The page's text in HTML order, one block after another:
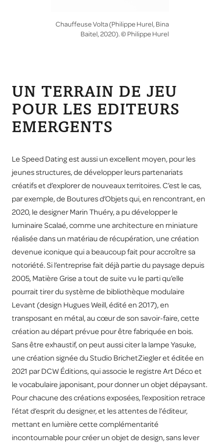
Chauffeuse Volta (Philippe Hurel, Bina
Baitel, 2020). © Philippe Hurel
UN TERRAIN DE JEU
POUR LES EDITEURS
EMERGENTS
Le Speed Dating est aussi un excellent moyen, pour les
jeunes structures, de développer leurs partenariats
créatifs et d’explorer de nouveaux territoires. C’est le cas,
par exemple, de Boutures d’Objets qui, en rencontrant, en
2020, le designer Marin Thuéry, a pu développer le
luminaire Scalaé, comme une architecture en miniature
réalisée dans un matériau de récupération, une création
devenue iconique qui a beaucoup fait pour accroître sa
notoriété. Si l’entreprise fait déjà partie du paysage depuis
2005, Matière Grise a tout de suite vu le parti qu’elle
pourrait tirer du système de bibliothèque modulaire
Levant (design Hugues Weill, édité en 2017), en
transposant en métal, au cœur de son savoir-faire, cette
création au départ prévue pour être fabriquée en bois.
Sans être exhaustif, on peut aussi citer la lampe Yasuke,
une création signée du Studio BrichetZiegler et éditée en
2021 par DCW Éditions, qui associe le registre Art Déco et
le vocabulaire japonisant, pour donner un objet dépaysant.
Pour chacune des créations exposées, l’exposition retrace
l’état d’esprit du designer, et les attentes de l’éditeur,
mettant en lumière cette complémentarité
incontournable pour créer un objet de design, sans lever